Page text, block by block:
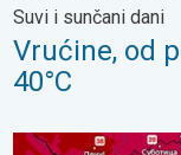
Suvi i sunčani dani
Vrućine, od
40°C
Vrhunac vrućina u